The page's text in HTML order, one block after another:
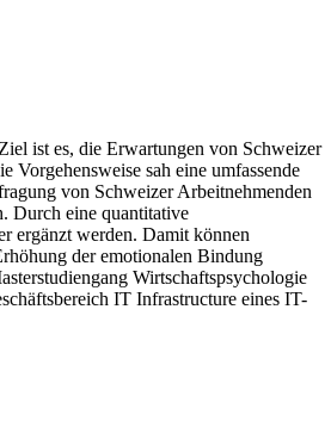
ist es, die Erwartungen von Schweizer
sah eine umfassende
von Schweizer Arbeitnehmenden
Durch eine quantitative
ergänzt werden. Damit können
der emotionalen Bindung
Wirtschaftspsychologie
IT Infrastructure eines IT-